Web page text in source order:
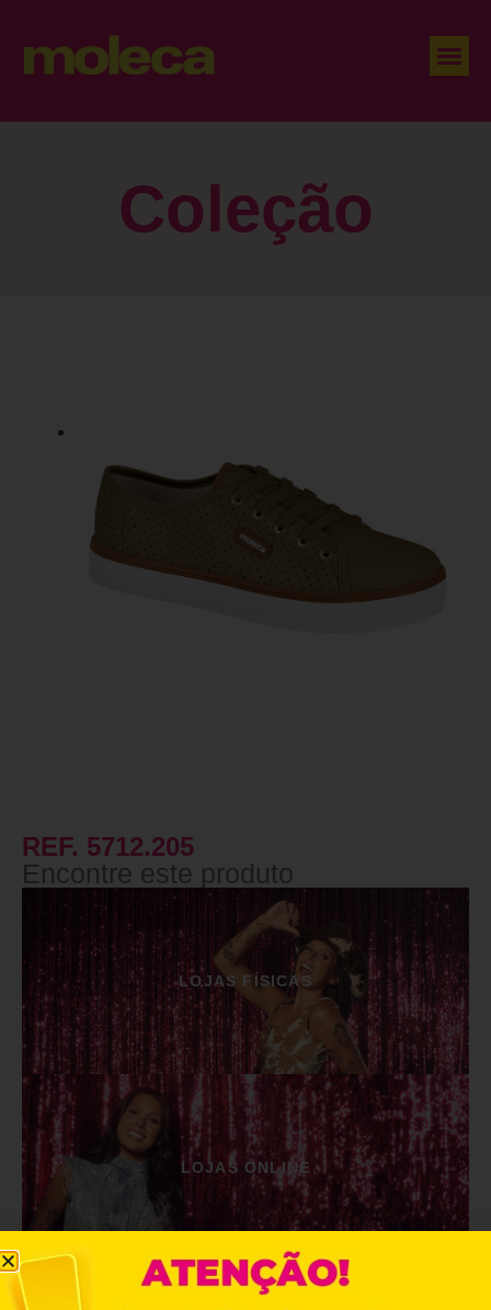
Coleção
REF. 5712.205
Encontre este produto
LOJAS FÍSICAS
LOJAS ONLINE